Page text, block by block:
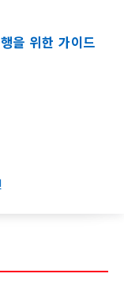
을 위한 가이드